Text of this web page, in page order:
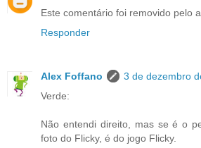
Este comentário foi removido pelo
Responder
Alex Foffano
3 de dezembro
Verde:
Não entendi direito, mas se é o
foto do Flicky, é do jogo Flicky.